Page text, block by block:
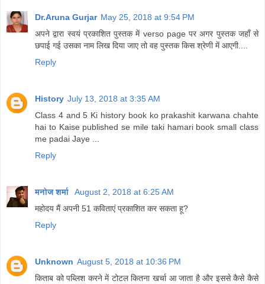
Dr.Aruna Gurjar May 25, 2018 at 9:54 PM
अपने द्वारा स्वयं प्रकाशित पुस्तक में verso page पर अगर पुस्तक जहाँ से
छपाई गई उसका नाम लिख दिया जाए तो वह पुस्तक किस श्रेणी में आएगी....
Reply
History July 13, 2018 at 3:35 AM
Class 4 and 5 Ki history book ko prakashit karwana chahte
hai to Kaise published se mile taki hamari book small class
me padai Jaye ...
Reply
मनोज शर्मा
August 2, 2018 at 6:25 AM
महोदय मैं अपनी 51 कविताएं प्रकाशित कर सकता हू?
Reply
Unknown August 5, 2018 at 10:36 PM
किताब को पब्लिश करने में टोटल कितना खर्चा आ जाता है और इससे कैसे कैसे